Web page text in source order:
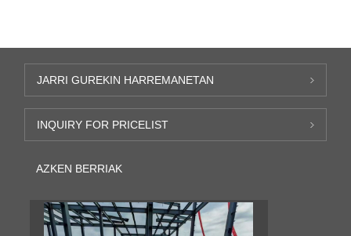
JARRI GUREKIN HARREMANETAN
INQUIRY FOR PRICELIST
AZKEN BERRIAK